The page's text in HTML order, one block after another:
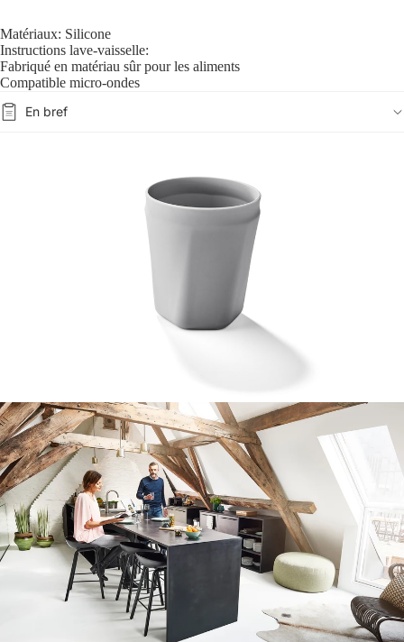
Matériaux: Silicone
Instructions lave-vaisselle:
Fabriqué en matériau sûr pour les aliments
Compatible micro-ondes
En bref